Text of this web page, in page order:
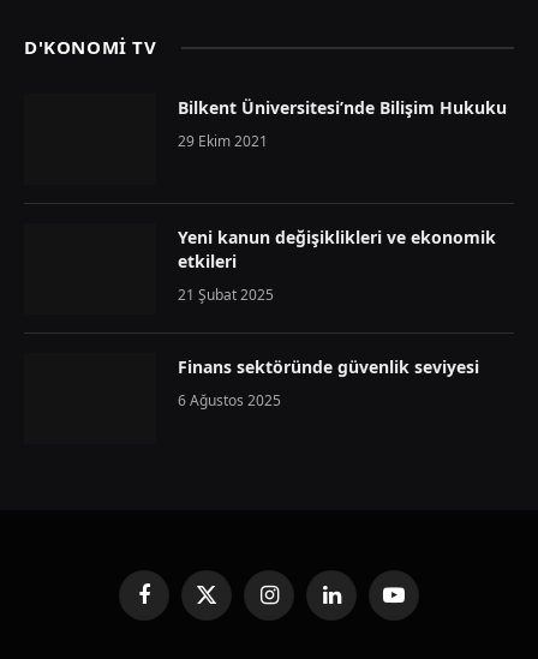
D'KONOMİ TV
Bilkent Üniversitesi’nde Bilişim Hukuku
29 Ekim 2021
Yeni kanun değişiklikleri ve ekonomik
etkileri
21 Şubat 2025
Finans sektöründe güvenlik seviyesi
6 Ağustos 2025
FacebookX
(Twitter)
InstagramLinkedInYouTube